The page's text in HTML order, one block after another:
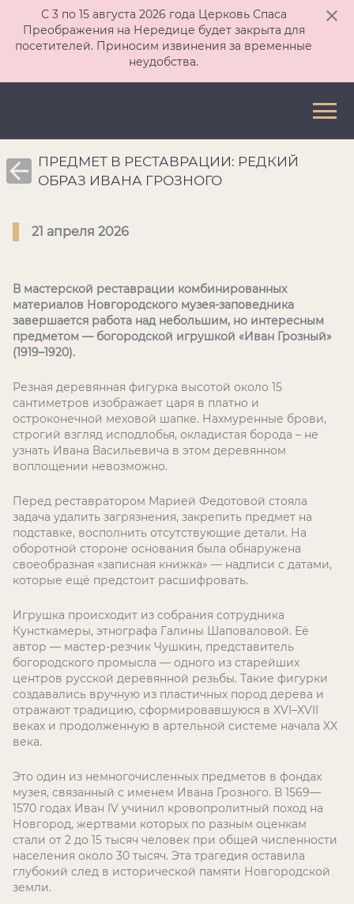
С 3 по 15 августа 2026 года Церковь Спаса
Преображения на Нередице будет закрыта для
посетителей. Приносим извинения за временные
неудобства.
ПРЕДМЕТ В РЕСТАВРАЦИИ: РЕДКИЙ
ОБРАЗ ИВАНА ГРОЗНОГО
21 апреля 2026
В мастерской реставрации комбинированных
материалов Новгородского музея-заповедника
завершается работа над небольшим, но интересным
предметом — богородской игрушкой «Иван Грозный»
(1919–1920).
Резная деревянная фигурка высотой около 15
сантиметров изображает царя в платно и
остроконечной меховой шапке. Нахмуренные брови,
строгий взгляд исподлобья, окладистая борода – не
узнать Ивана Васильевича в этом деревянном
воплощении невозможно.
Перед реставратором Марией Федотовой стояла
задача удалить загрязнения, закрепить предмет на
подставке, восполнить отсутствующие детали. На
оборотной стороне основания была обнаружена
своеобразная «записная книжка» — надписи с датами,
которые ещё предстоит расшифровать.
Игрушка происходит из собрания сотрудника
Кунсткамеры, этнографа Галины Шаповаловой. Её
автор — мастер-резчик Чушкин, представитель
богородского промысла — одного из старейших
центров русской деревянной резьбы. Такие фигурки
создавались вручную из пластичных пород дерева и
отражают традицию, сформировавшуюся в XVI–XVII
веках и продолженную в артельной системе начала XX
века.
Это один из немногочисленных предметов в фондах
музея, связанный с именем Ивана Грозного. В 1569—
1570 годах Иван IV учинил кровопролитный поход на
Новгород, жертвами которых по разным оценкам
стали от 2 до 15 тысяч человек при общей численности
населения около 30 тысяч. Эта трагедия оставила
глубокий след в исторической памяти Новгородской
земли.